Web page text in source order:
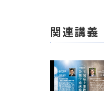
関連講義